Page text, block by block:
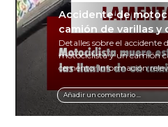
Añadir un comentario ...
Accidente de
camión de varillas y
Detalles sobre el accidente
motociclista y un camión
cemento. Información
vial y recomendaciones